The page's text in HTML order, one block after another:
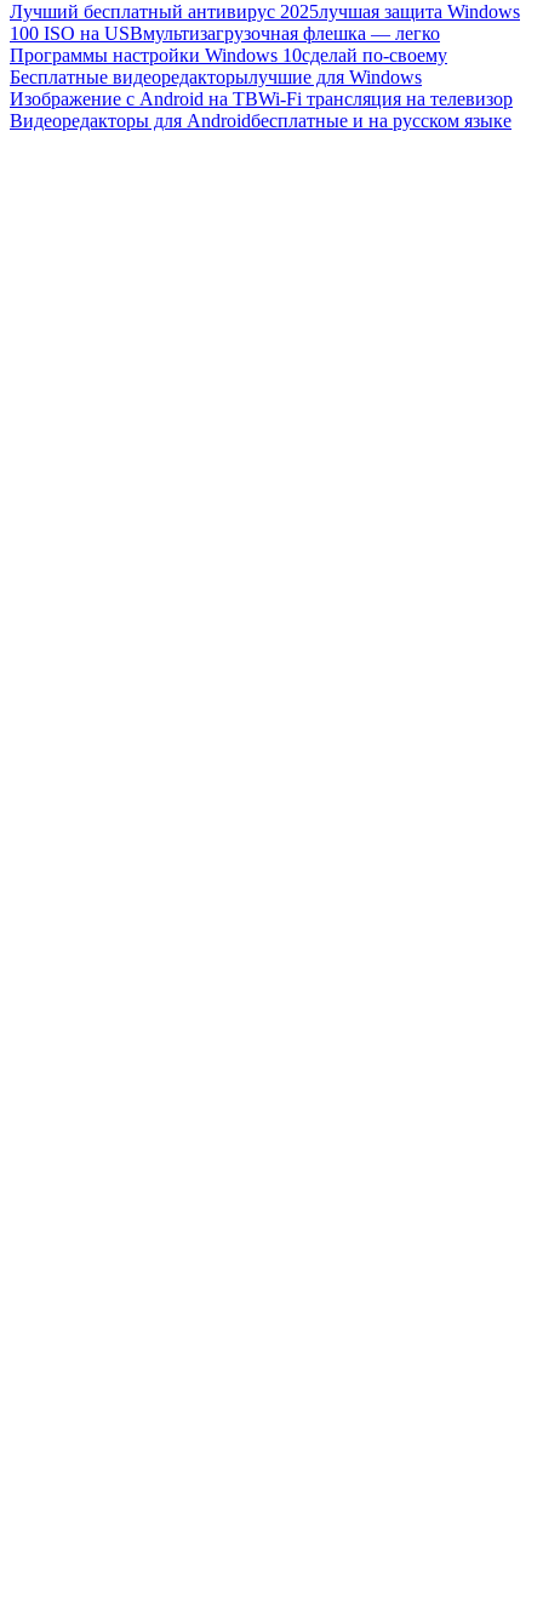
Лучший бесплатный антивирус 2025лучшая защита Windows
100 ISO на USBмультизагрузочная флешка — легко
Программы настройки Windows 10сделай по-своему
Бесплатные видеоредакторылучшие для Windows
Изображение с Android на ТВWi-Fi трансляция на телевизор
Видеоредакторы для Androidбесплатные и на русском языке